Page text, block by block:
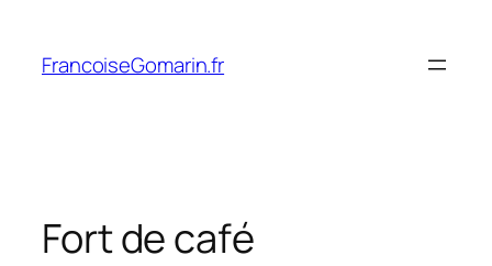
contenu
FrancoiseGomarin.fr
Fort de café